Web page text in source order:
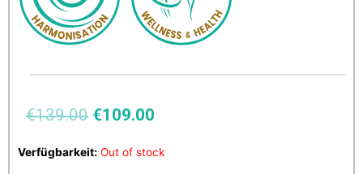
€139.00 €109.00
Verfügbarkeit: Out of stock